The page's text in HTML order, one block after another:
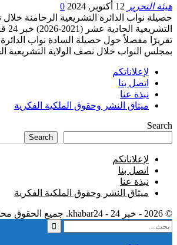
هيئة التحرير 12 أكتوبر, 2024
0
حصيلة نواب الدائرة التشريعية الرحامنة خلال
تقريرًا مفصلاً حول حصيلة السادة نواب الدائرة
بمجلس النواب خلال نصف الولاية التشريعية
لإعلاناتكم
اتصل بنا
نبذة عنا
ميثاق النشر وحقوق الملكية الفكرية
Search
Search
لإعلاناتكم
اتصل بنا
نبذة عنا
ميثاق النشر وحقوق الملكية الفكرية
© 2026 - خبر 24 - khabar24. جميع الحقوق محفوظة.